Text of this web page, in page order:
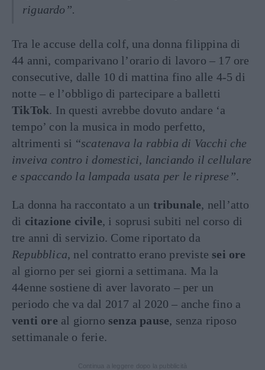
riguardo”.
Tra le accuse della colf, una donna filippina di
44 anni, comparivano l’orario di lavoro – 17 ore
consecutive, dalle 10 di mattina fino alle 4-5 di
notte – e l’obbligo di partecipare a balletti
TikTok. In questi avrebbe dovuto andare ‘a
tempo’ con la musica in modo perfetto,
altrimenti si “scatenava la rabbia di Vacchi che
inveiva contro i domestici, lanciando il cellulare
e spaccando la lampada usata per le riprese”.
La donna ha raccontato a un tribunale, nell’atto
di citazione civile, i soprusi subiti nel corso di
tre anni di servizio. Come riportato da
Repubblica, nel contratto erano previste sei ore
al giorno per sei giorni a settimana. Ma la
44enne sostiene di aver lavorato – per un
periodo che va dal 2017 al 2020 – anche fino a
venti ore al giorno senza pause, senza riposo
settimanale o ferie.